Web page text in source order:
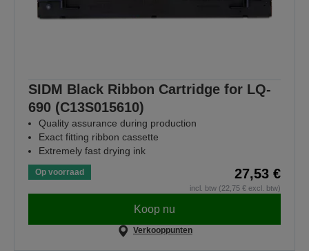
SIDM Black Ribbon Cartridge for LQ-
690 (C13S015610)
Quality assurance during production
Exact fitting ribbon cassette
Extremely fast drying ink
Op voorraad 27,53 €
incl. btw (22,75 € excl. btw)
Koop nu
Verkooppunten